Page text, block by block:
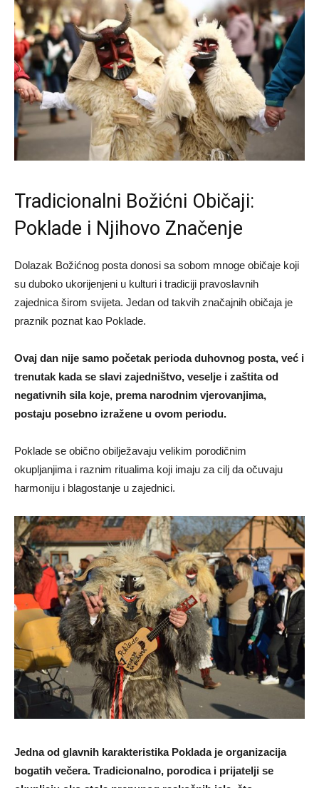
Tradicionalni Božićni Običaji:
Poklade i Njihovo Značenje
Dolazak Božićnog posta donosi sa sobom mnoge običaje koji
su duboko ukorijenjeni u kulturi i tradiciji pravoslavnih
zajednica širom svijeta. Jedan od takvih značajnih običaja je
praznik poznat kao Poklade.
Ovaj dan nije samo početak perioda duhovnog posta, već i
trenutak kada se slavi zajedništvo, veselje i zaštita od
negativnih sila koje, prema narodnim vjerovanjima,
postaju posebno izražene u ovom periodu.
Poklade se obično obilježavaju velikim porodičnim
okupljanjima i raznim ritualima koji imaju za cilj da očuvaju
harmoniju i blagostanje u zajednici.
Jedna od glavnih karakteristika Poklada je organizacija
bogatih večera. Tradicionalno, porodica i prijatelji se